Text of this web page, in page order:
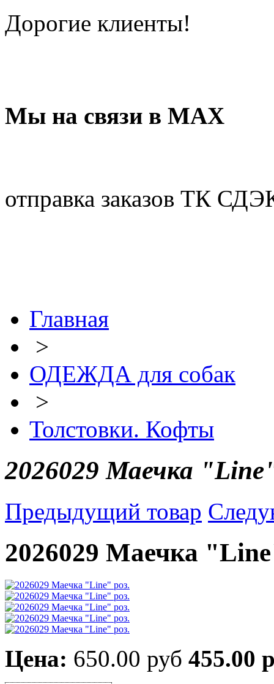
Дорогие клиенты!
Мы на связи в МАХ
отправка заказов ТК
Главная
>
ОДЕЖДА для собак
>
Толстовки. Кофты
2026029 Маечка
Предыдущий товар
2026029 Маечка
Цена: 650.00 руб 455.00